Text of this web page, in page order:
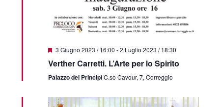
Featured
3 Giugno 2023 / 16:00 -2 Luglio 2023 / 18:30
Verther Carretti. L’Arte per lo Spirito
Palazzo dei PrincipiC.so Cavour, 7, Correggio